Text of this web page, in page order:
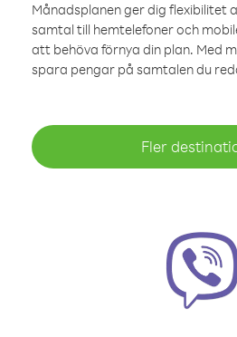
Månadsplanen ger dig flexibilitet
samtal till hemtelefoner och
att behöva förnya din plan. Med
spara pengar på samtalen du
Fler